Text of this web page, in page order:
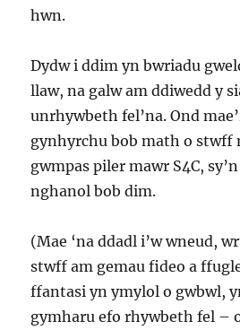
hwn.
Dydw i ddim yn bwriadu
llaw, na galw am ddiwedd y
unrhywbeth fel’na. Ond
gynhyrchu bob math o stwff
gwmpas piler mawr S4C,
nghanol bob dim.
(Mae ‘na ddadl i’w wneud,
stwff am gemau fideo a
ffantasi yn ymylol o gwbwl,
gymharu efo rhywbeth fel –